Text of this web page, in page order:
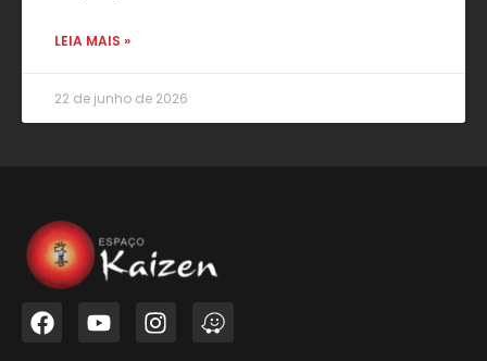
LEIA MAIS »
22 de junho de 2026